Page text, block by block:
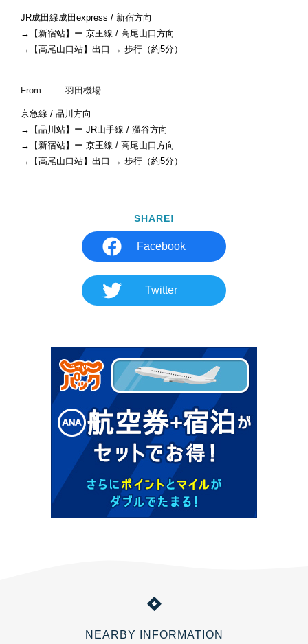
JR成田線成田express / 新宿方向
→【新宿站】ー 京王線 / 高尾山口方向
→【高尾山口站】出口 → 步行（約5分）
From 羽田機場
京急線 / 品川方向
→【品川站】ー JR山手線 / 澀谷方向
→【新宿站】ー 京王線 / 高尾山口方向
→【高尾山口站】出口 → 步行（約5分）
SHARE!
Facebook
Twitter
NEARBY INFORMATION